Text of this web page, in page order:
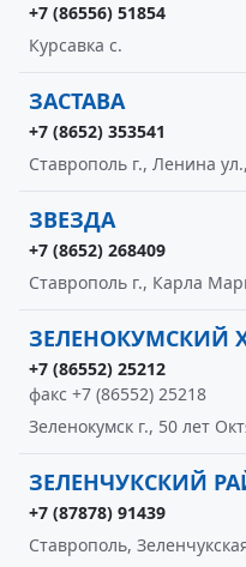
+7 (86556) 51854
Курсавка с.
ЗАСТАВА
+7 (8652) 353541
Ставрополь г., Ленина
ЗВЕЗДА
+7 (8652) 268409
Ставрополь г., Карла
ЗЕЛЕНОКУМСКИЙ
+7 (86552) 25212
факс +7 (86552) 25218
Зеленокумск г., 50 лет
ЗЕЛЕНЧУКСКИЙ
+7 (87878) 91439
Ставрополь,